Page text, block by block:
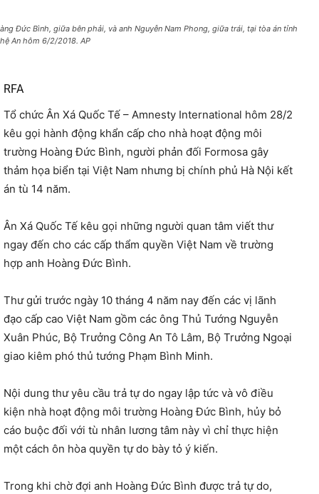
Đức Bình, giữa bên phải, và anh Nguyễn Nam Phong, giữa trái, tại tòa án tỉnh
An hôm 6/2/2018. AP
RFA
Tổ chức Ân Xá Quốc Tế – Amnesty International hôm 28/2
kêu gọi hành động khẩn cấp cho nhà hoạt động môi
trường Hoàng Đức Bình, người phản đối Formosa gây
thảm họa biển tại Việt Nam nhưng bị chính phủ Hà Nội kết
án tù 14 năm.
Ân Xá Quốc Tế kêu gọi những người quan tâm viết thư
ngay đến cho các cấp thẩm quyền Việt Nam về trường
hợp anh Hoàng Đức Bình.
Thư gửi trước ngày 10 tháng 4 năm nay đến các vị lãnh
đạo cấp cao Việt Nam gồm các ông Thủ Tướng Nguyễn
Xuân Phúc, Bộ Trưởng Công An Tô Lâm, Bộ Trưởng Ngoại
giao kiêm phó thủ tướng Phạm Bình Minh.
Nội dung thư yêu cầu trả tự do ngay lập tức và vô điều
kiện nhà hoạt động môi trường Hoàng Đức Bình, hủy bỏ
cáo buộc đối với tù nhân lương tâm này vì chỉ thực hiện
một cách ôn hòa quyền tự do bày tỏ ý kiến.
Trong khi chờ đợi anh Hoàng Đức Bình được trả tự do,